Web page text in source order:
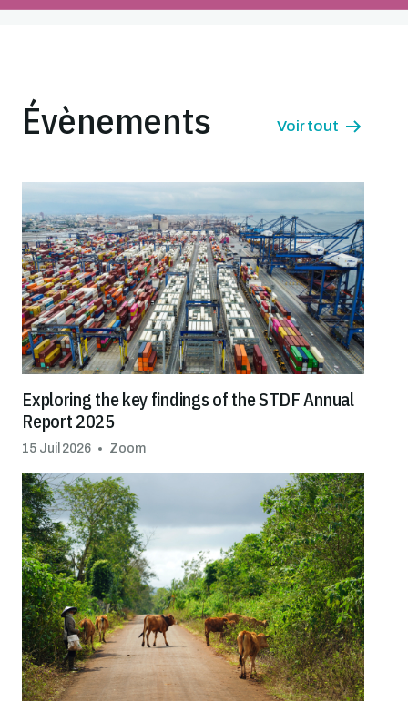
de route visant à faciliter un commerce
produits alimentaires et au
Évènements Voir tout
Exploring the key findings of the STDF Annual
Report 2025
15 Juil 2026 Zoom